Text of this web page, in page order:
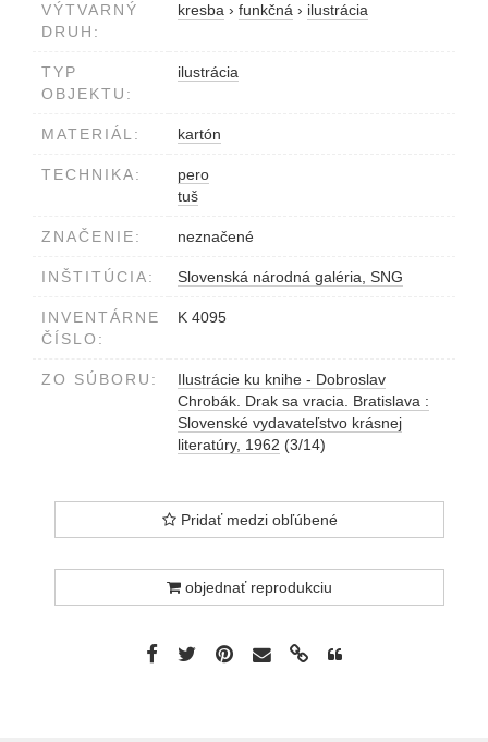
VÝTVARNÝ
DRUH:
kresba › funkčná › ilustrácia
TYP
OBJEKTU:
ilustrácia
MATERIÁL: kartón
TECHNIKA:
pero
tuš
ZNAČENIE: neznačené
INŠTITÚCIA: Slovenská národná galéria, SNG
INVENTÁRNE
ČÍSLO:
K 4095
ZO SÚBORU:
Ilustrácie ku knihe - Dobroslav
Chrobák. Drak sa vracia. Bratislava :
Slovenské vydavateľstvo krásnej
literatúry, 1962 (3/14)
Pridať medzi obľúbené
objednať reprodukciu